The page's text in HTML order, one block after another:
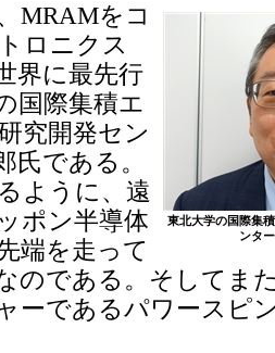
東北大学の国際集
ンタ
MRAMをコ
ロニクス
界に最先行
国際集積エ
究開発セン
氏である。
ように、遠
ポン半導体
端を走って
のである。そしてま
ーであるパワースピ